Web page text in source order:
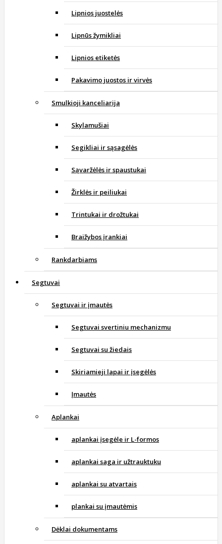
Lipnios juostelės
Lipnūs žymikliai
Lipnios etiketės
Pakavimo juostos ir virvės
Smulkioji kanceliarija
Skylamušiai
Segikliai ir sąsagėlės
Sąvaržėlės ir spaustukai
Žirklės ir peiliukai
Trintukai ir drožtukai
Braižybos įrankiai
Rankdarbiams
Segtuvai
Segtuvai ir įmautės
Segtuvai svertiniu mechanizmu
Segtuvai su žiedais
Skiriamieji lapai ir įsegėlės
Įmautės
Aplankai
aplankai įsegėle ir L-formos
aplankai saga ir užtrauktuku
aplankai su atvartais
plankai su įmautėmis
Dėklai dokumentams